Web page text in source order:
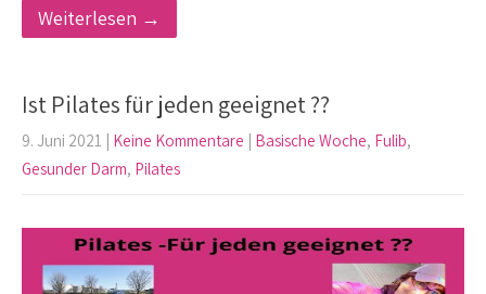
Weiterlesen →
Ist Pilates für jeden geeignet ??
9. Juni 2021 | Keine Kommentare | Basische Woche, Fulib,
Gesunder Darm, Pilates